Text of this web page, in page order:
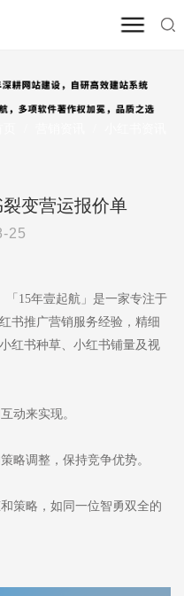
变营运报价单
25
15年壹起航」是一家专注于
书推广营销服务经验，精细
红书种草、小红书铺量及视
动来实现。
略调整，保持竞争优势。
策略，如同一位智勇双全的